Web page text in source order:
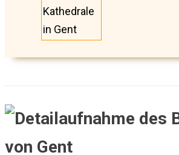
Kathedrale
in Gent